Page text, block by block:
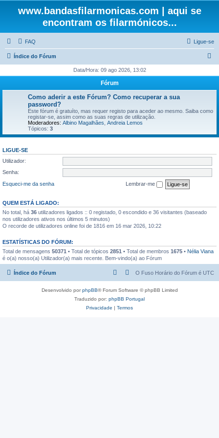
www.bandasfilarmonicas.com | aqui se
encontram os filarmónicos...
FAQ Ligue-se
Índice do Fórum
q
a
Data/Hora: 09 ago 2026, 13:02
Fórum
Como aderir a este Fórum? Como recuperar a sua
password?
Este fórum é gratuíto, mas requer registo para aceder ao mesmo. Saiba como
registar-se, assim como as suas regras de utilização.
Moderadores: Albino Magalhães Andreia Lemos
Tópicos: 3
LIGUE-SE
Utilizador:
Senha:
Esqueci-me da senha
Lembrar-me
QUEM ESTÁ LIGADO:
No total, há 36 utilizadores ligados :: 0 registado, 0 escondido e 36 visitantes (baseado
nos utilizadores ativos nos últimos 5 minutos)
O recorde de utilizadores online foi de 1816 em 16 mar 2026, 10:22
ESTATÍSTICAS DO FÓRUM:
Total de mensagens 50371 • Total de tópicos 2851 • Total de membros 1675 • Nélia Viana
é o(a) nosso(a) Utilizador(a) mais recente. Bem-vindo(a) ao Fórum
Índice do Fórum O Fuso Horário do Fórum é UTC
Desenvolvido porphpBB® Forum Software © phpBB Limited
Traduzido por: phpBB Portugal
Privacidade | Termos